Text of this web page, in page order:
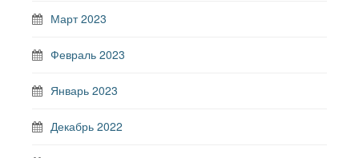
Март 2023
Февраль 2023
Январь 2023
Декабрь 2022